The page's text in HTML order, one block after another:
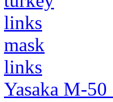
links
mask
links
Yasaka M-50